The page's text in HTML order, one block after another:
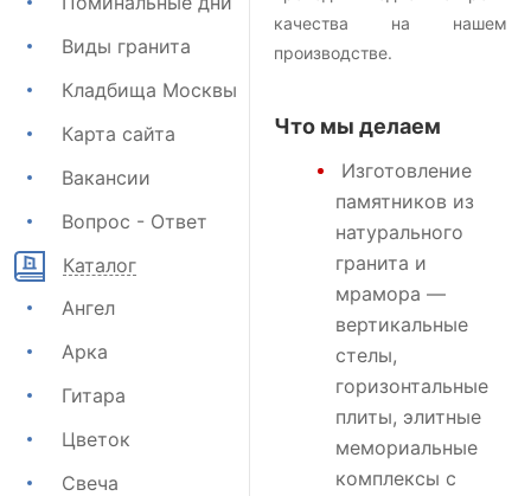
Виды гранита
Кладбища Москвы
Карта сайта
Вакансии
Вопрос - Ответ
Каталог
Ангел
Арка
Гитара
Цветок
Свеча
качества на нашем
производстве.
Что мы делаем
Изготовление
памятников из
натурального
гранита и
мрамора —
вертикальные
стелы,
горизонтальные
плиты, элитные
мемориальные
комплексы с